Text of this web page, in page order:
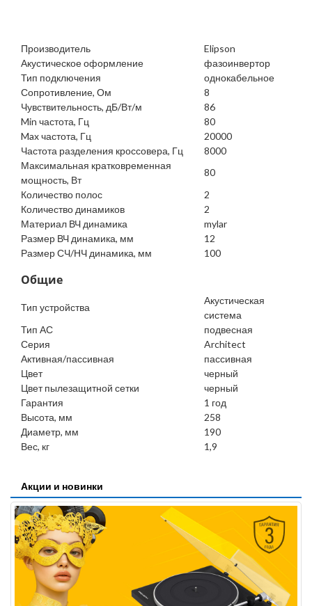
Производитель
Elipson
Акустическое оформление
фазоинвертор
Тип подключения
однокабельное
Сопротивление, Ом
8
Чувствительность, дБ/Вт/м
86
Min частота, Гц
80
Max частота, Гц
20000
Частота разделения кроссовера, Гц
8000
Максимальная кратковременная
мощность, Вт
80
Количество полос
2
Количество динамиков
2
Материал ВЧ динамика
mylar
Размер ВЧ динамика, мм
12
Размер СЧ/НЧ динамика, мм
100
Общие
Тип устройства
Акустическая
система
Тип АС
подвесная
Серия
Architect
Активная/пассивная
пассивная
Цвет
черный
Цвет пылезащитной сетки
черный
Гарантия
1 год
Высота, мм
258
Диаметр, мм
190
Вес, кг
1,9
Акции и новинки